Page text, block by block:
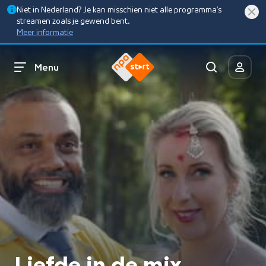
Niet in Nederland? Je kan misschien niet alle programma’s
streamen zoals je gewend bent.
Meer informatie
Menu